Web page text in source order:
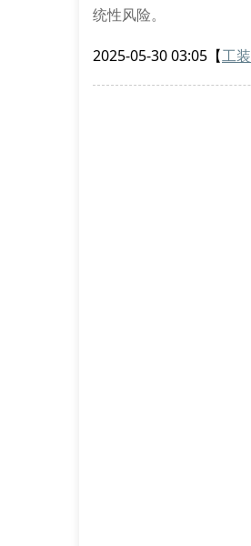
统性风险。
根据gb/t 3811-2008《
轴线校准。特别在双梁
2025-05-30 03:05 【工